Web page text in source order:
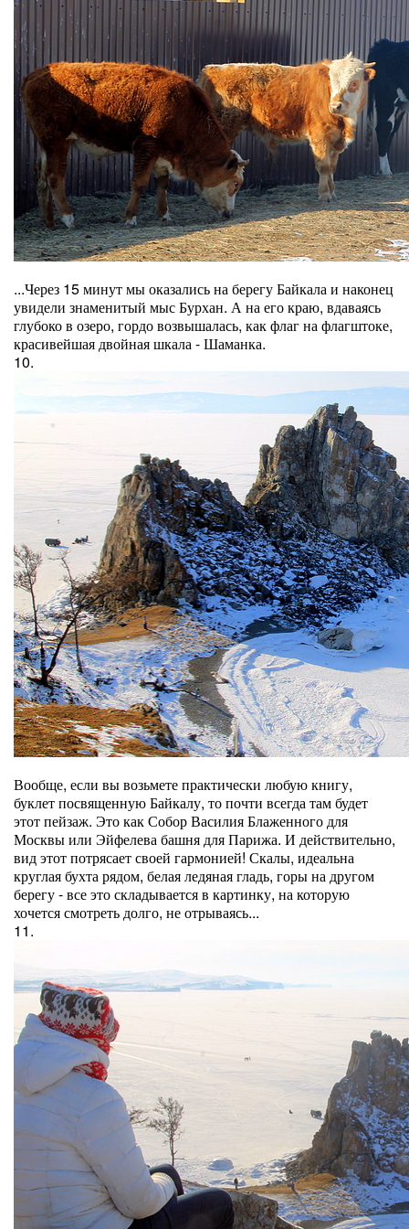
...Через 15 минут мы оказались на берегу Байкала и наконец
увидели знаменитый мыс Бурхан. А на его краю, вдаваясь
глубоко в озеро, гордо возвышалась, как флаг на флагштоке,
красивейшая двойная шкала - Шаманка.
10.
Вообще, если вы возьмете практически любую книгу,
буклет посвященную Байкалу, то почти всегда там будет
этот пейзаж. Это как Собор Василия Блаженного для
Москвы или Эйфелева башня для Парижа. И действительно,
вид этот потрясает своей гармонией! Скалы, идеальна
круглая бухта рядом, белая ледяная гладь, горы на другом
берегу - все это складывается в картинку, на которую
хочется смотреть долго, не отрываясь...
11.